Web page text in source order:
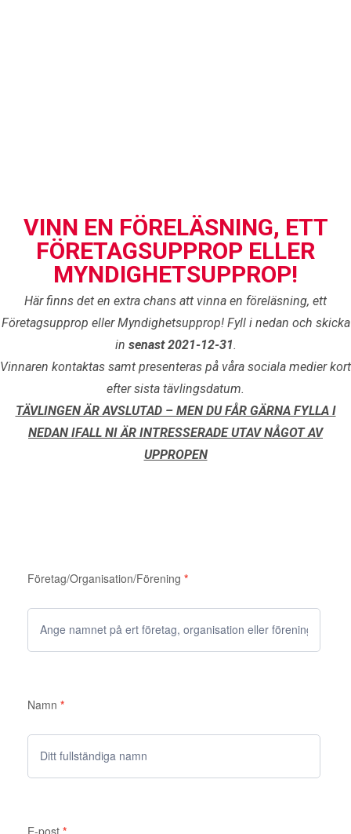
VINN EN FÖRELÄSNING, ETT
FÖRETAGSUPPROP ELLER
MYNDIGHETSUPPROP!
Här finns det en extra chans att vinna en föreläsning, ett
Företagsupprop eller Myndighetsupprop! Fyll i nedan och skicka
in senast 2021-12-31.
Vinnaren kontaktas samt presenteras på våra sociala medier kort
efter sista tävlingsdatum.
TÄVLINGEN ÄR AVSLUTAD – MEN DU FÅR GÄRNA FYLLA I
NEDAN IFALL NI ÄR INTRESSERADE UTAV NÅGOT AV
UPPROPEN
Företag/Organisation/Förening *
Namn *
E-post *